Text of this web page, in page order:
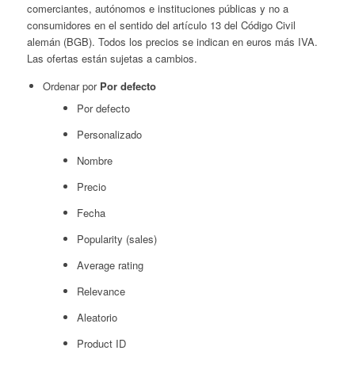
comerciantes, autónomos e instituciones públicas y no a
consumidores en el sentido del artículo 13 del Código Civil
alemán (BGB). Todos los precios se indican en euros más IVA.
Las ofertas están sujetas a cambios.
Ordenar por Por defecto
Por defecto
Personalizado
Nombre
Precio
Fecha
Popularity (sales)
Average rating
Relevance
Aleatorio
Product ID